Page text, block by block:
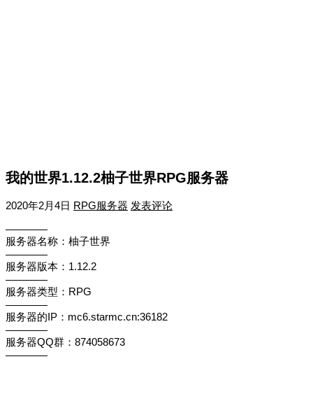
我的世界1.12.2柚子世界RPG服务器
2020年2月4日 RPG服务器 发表评论
————
服务器名称：柚子世界
————
服务器版本：1.12.2
————
服务器类型：RPG
————
服务器的IP：mc6.starmc.cn:36182
————
服务器QQ群：874058673
————